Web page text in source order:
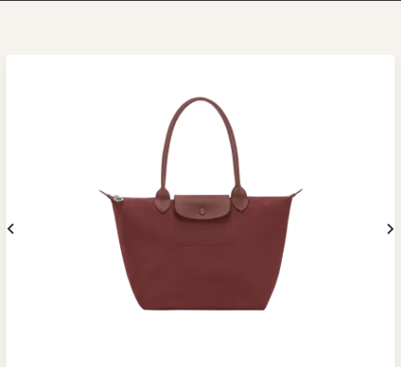
 